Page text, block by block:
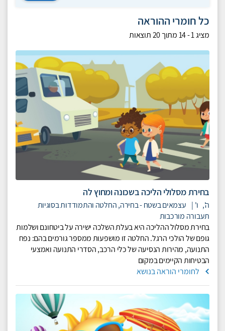
כל חומרי ההוראה
מציג1 - 14 מתוך20תוצאות
בחירת מסלולי הליכה בשכונה ומחוץ לה
ה', ו' | עצמאים בשטח - בחירה, החלטה והתמודדות בסוגיות
תעבורה מורכבות
בחירת מסלול ההליכה היא בעלת השלכה ישירה עלביטחונם ושלמות
גופם של הולכי הרגל. החלטה זו מושפעות ממספר גורמים בהם: נפח
התנועה, מהירות הנסיעה של כלי הרכב, הסדרי התנועה ואמצעי
הבטיחות הקיימים במקום
לחומרי הוראה בנושא